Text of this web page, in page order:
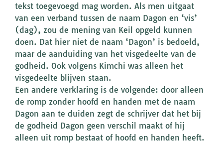
tekst toegevoegd mag worden. Als men uitgaat
van een verband tussen de naam Dagon en ‘vis’
(dag), zou de mening van Keil opgeld kunnen
doen. Dat hier niet de naam ‘Dagon’ is bedoeld,
maar de aanduiding van het visgedeelte van de
godheid. Ook volgens Kimchi was alleen het
visgedeelte blijven staan.
Een andere verklaring is de volgende: door alleen
de romp zonder hoofd en handen met de naam
Dagon aan te duiden zegt de schrijver dat het bij
de godheid Dagon geen verschil maakt of hij
alleen uit romp bestaat of hoofd en handen heeft.